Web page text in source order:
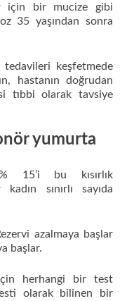
için bir mucize gibi
35 yaşından sonra
tedavileri keşfetmede
hastanın doğrudan
tıbbi olarak tavsiye
yumurta
15’i bu kısırlık
sınırlı sayıda
azalmaya başlar
başlar.
herhangi bir test
olarak bilinen bir